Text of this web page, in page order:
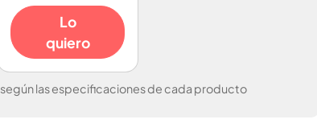
Lo
quiero
las especificaciones de cada producto